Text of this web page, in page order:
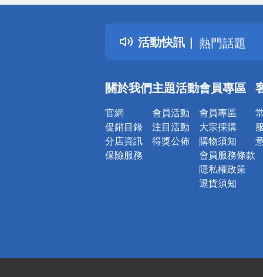
活動快訊
詐騙網頁！
得獎公告
熱門話題
銀行優惠
詐騙網頁！
關於我們
官網
促銷目錄
分店資訊
保險服務
主題活動
會員活動
注目活動
得獎公佈
會員專區
會員專區
大宗採購
購物須知
會員服務條款
隱私權政策
退貨須知